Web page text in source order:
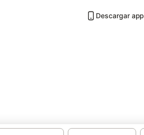
Descargar app